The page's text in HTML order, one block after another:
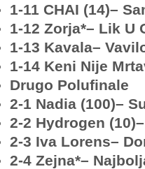
1-11 CHAI (14)–
1-12 Zorja*– Lik U
1-13 Kavala–
1-14 Keni Nije
Drugo Polufinale
2-1 Nadia (100)–
2-2 Hydrogen
2-3 Iva Lorens–
2-4 Zejna*–